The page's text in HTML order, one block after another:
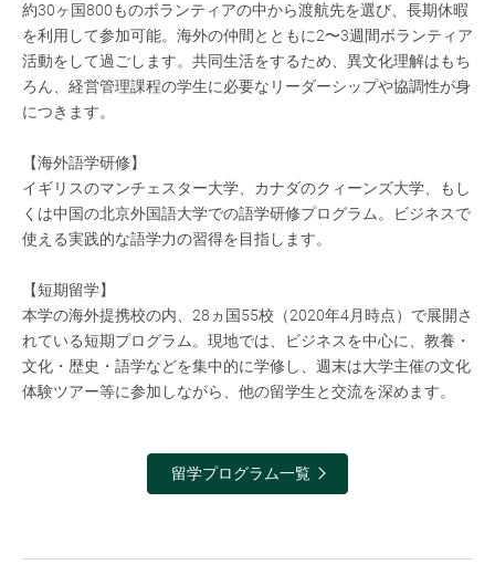
約30ヶ国800ものボランティアの中から渡航先を選び、長期休暇
を利用して参加可能。海外の仲間とともに2〜3週間ボランティア
活動をして過ごします。共同生活をするため、異文化理解はもち
ろん、経営管理課程の学生に必要なリーダーシップや協調性が身
につきます。
【海外語学研修】
イギリスのマンチェスター大学、カナダのクィーンズ大学、もし
くは中国の北京外国語大学での語学研修プログラム。ビジネスで
使える実践的な語学力の習得を目指します。
【短期留学】
本学の海外提携校の内、28ヵ国55校（2020年4月時点）で展開さ
れている短期プログラム。現地では、ビジネスを中心に、教養・
文化・歴史・語学などを集中的に学修し、週末は大学主催の文化
体験ツアー等に参加しながら、他の留学生と交流を深めます。
留学プログラム一覧